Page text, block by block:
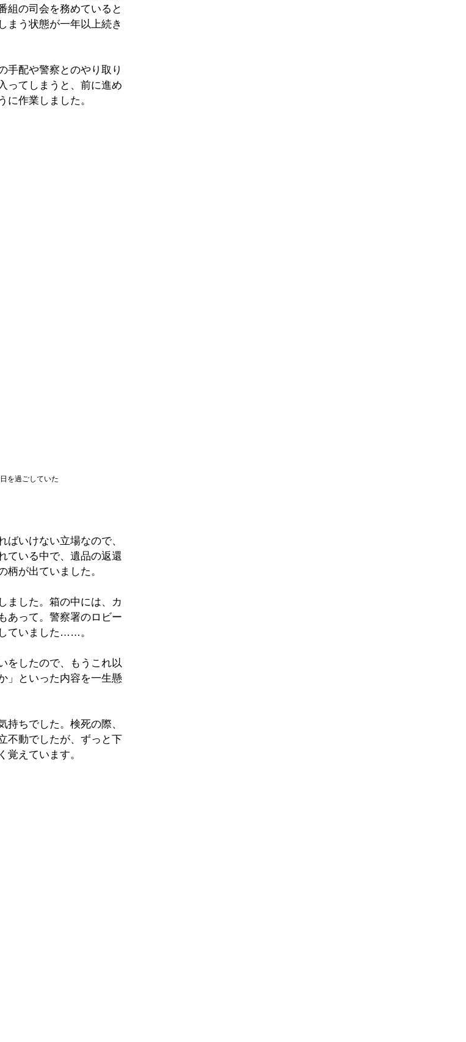
組の司会を務めていると
まう状態が一年以上続き
手配や警察とのやり取り
ってしまうと、前に進め
作業しました。
を過ごしていた
いけない立場なので、
ている中で、遺品の返還
が出ていました。
ました。箱の中には、カ
あって。警察署のロビー
ていました……。
をしたので、もうこれ以
」といった内容を一生懸
ちでした。検死の際、
不動でしたが、ずっと下
覚えています。